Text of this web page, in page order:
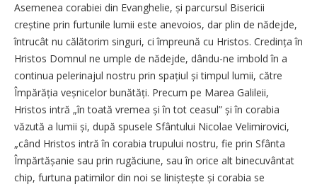
Asemenea corabiei din Evanghelie, și parcursul Bisericii
creștine prin furtunile lumii este anevoios, dar plin de nădejde,
întrucât nu călătorim singuri, ci împreună cu Hristos. Credin­ța în
Hristos Domnul ne umple de nădejde, dându-ne imbold în a
continua pelerinajul nostru prin spațiul și timpul lumii, către
Împărăția veșnicelor bună­tăți. Precum pe Marea Galileii,
Hristos intră „în toată vremea și în tot ceasul” și în corabia
văzută a lumii și, după spusele Sfântului Nicolae Velimirovici,
„când Hristos intră în corabia trupului nostru, fie prin Sfânta
Împărtășanie sau prin rugăciune, sau în orice alt binecuvântat
chip, furtuna patimilor din noi se liniștește și corabia se